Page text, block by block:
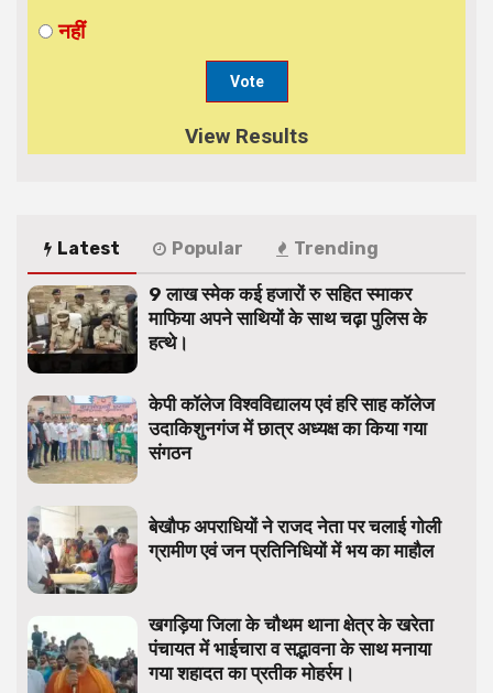
नहीं
View Results
Latest Popular Trending
9 लाख स्मेक कई हजारों रु सहित स्माकर
माफिया अपने साथियों के साथ चढ़ा पुलिस के
हत्थे।
केपी कॉलेज विश्वविद्यालय एवं हरि साह कॉलेज
उदाकिशुनगंज में छात्र अध्यक्ष का किया गया
संगठन
बेखौफ अपराधियों ने राजद नेता पर चलाई गोली
ग्रामीण एवं जन प्रतिनिधियों में भय का माहौल
खगड़िया जिला के चौथम थाना क्षेत्र के खरेता
पंचायत में भाईचारा व सद्भावना के साथ मनाया
गया शहादत का प्रतीक मोहर्रम।